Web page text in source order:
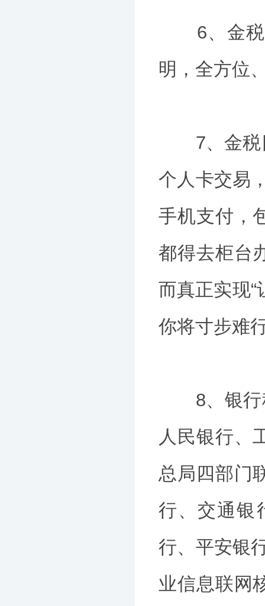
6、金税
明，全方位
7、金税四
个人卡交易
手机支付，
都得去柜台
而真正实现
你将寸步难
8、银行税
人民银行、
总局四部门
行、交通银
行、平安银
业信息联网